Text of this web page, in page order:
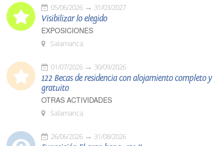
05/06/2026 31/03/2027
Visibilizar lo elegido
EXPOSICIONES
Salamanca
01/07/2026 30/09/2026
122 Becas de residencia con alojamiento completo y
gratuito
OTRAS ACTIVIDADES
Salamanca
26/06/2026 31/08/2026